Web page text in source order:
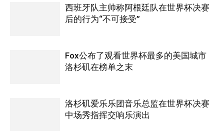
西班牙队主帅称阿根廷队在世界杯决赛
后的行为“不可接受”
Fox公布了观看世界杯最多的美国城市
洛杉矶在榜单之末
洛杉矶爱乐乐团音乐总监在世界杯决赛
中场秀指挥交响乐演出